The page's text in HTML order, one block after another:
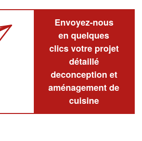
Envoyez-nous
en quelques
clics votre projet
détaillé
deconception et
aménagement de
cuisine